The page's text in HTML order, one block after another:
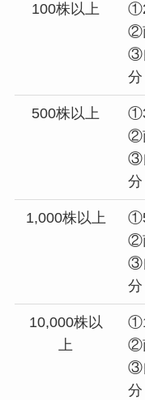
100株以上
②
③
分
500株以上
②
③
分
1,000株以上
②
③
分
10,000株以
上
②
③
分